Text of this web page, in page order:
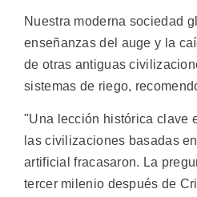
Nuestra moderna sociedad
enseñanzas del auge y la
de otras antiguas
sistemas de riego,
"Una lección histórica clave
las civilizaciones basadas
artificial fracasaron. La
tercer milenio después de